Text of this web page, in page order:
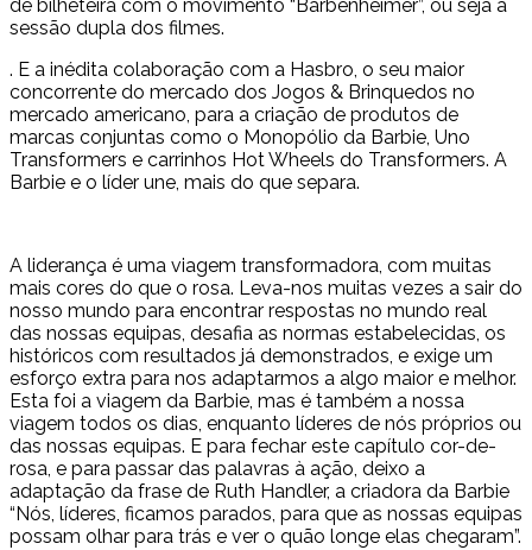
de bilheteira com o movimento “Barbenheimer”, ou seja a
sessão dupla dos filmes.
. E a inédita colaboração com a Hasbro, o seu maior
concorrente do mercado dos Jogos & Brinquedos no
mercado americano, para a criação de produtos de
marcas conjuntas como o Monopólio da Barbie, Uno
Transformers e carrinhos Hot Wheels do Transformers. A
Barbie e o líder une, mais do que separa.
A liderança é uma viagem transformadora, com muitas
mais cores do que o rosa. Leva-nos muitas vezes a sair do
nosso mundo para encontrar respostas no mundo real
das nossas equipas, desafia as normas estabelecidas, os
históricos com resultados já demonstrados, e exige um
esforço extra para nos adaptarmos a algo maior e melhor.
Esta foi a viagem da Barbie, mas é também a nossa
viagem todos os dias, enquanto líderes de nós próprios ou
das nossas equipas. E para fechar este capítulo cor-de-
rosa, e para passar das palavras à ação, deixo a
adaptação da frase de Ruth Handler, a criadora da Barbie
“Nós, líderes, ficamos parados, para que as nossas equipas
possam olhar para trás e ver o quão longe elas chegaram”.